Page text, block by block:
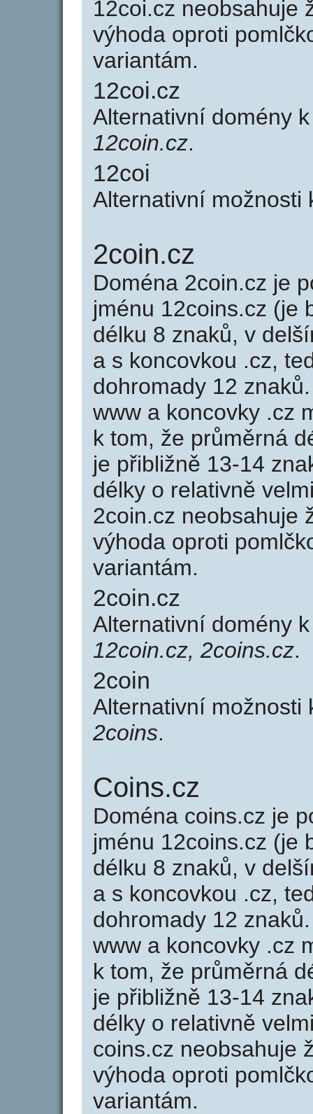
12coi.cz neobsahuje
výhoda oproti
variantám.
12coi.cz
Alternativní domény
12coin.cz.
12coi
Alternativní
2coin.cz
Doména 2coin.cz je
jménu 12coins.cz (je
délku 8 znaků, v
a s koncovkou .cz,
dohromady 12
www a koncovky .cz
k tom, že průměrná
je přibližně 13-14
délky o relativně
2coin.cz neobsahuje
výhoda oproti
variantám.
2coin.cz
Alternativní domény
12coin.cz, 2coins.cz.
2coin
Alternativní
2coins.
Coins.cz
Doména coins.cz je
jménu 12coins.cz (je
délku 8 znaků, v
a s koncovkou .cz,
dohromady 12
www a koncovky .cz
k tom, že průměrná
je přibližně 13-14
délky o relativně
coins.cz neobsahuje
výhoda oproti
variantám.